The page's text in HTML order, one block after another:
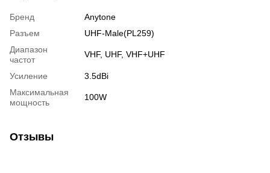
Бренд
Anytone
Разъем
UHF-Male(PL259)
Диапазон
частот
VHF, UHF, VHF+UHF
Усиление
3.5dBi
Максимальная
мощность
100W
Отзывы